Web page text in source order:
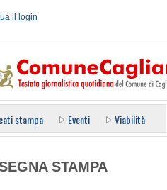
il login
stampa Eventi Viabilità
STAMPA